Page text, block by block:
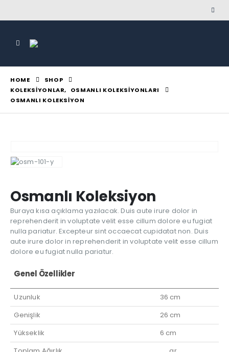
HOME
SHOP
KOLEKSIYONLAR,
OSMANLI KOLEKSIYONLARI
OSMANLI KOLEKSIYON
Osmanlı Koleksiyon
Buraya kısa açıklama yazılacak. Duis aute irure dolor in
reprehenderit in voluptate velit esse cillum dolore eu fugiat
nulla pariatur. Excepteur sint occaecat cupidatat non. Duis
aute irure dolor in reprehenderit in voluptate velit esse cillum
dolore eu fugiat nulla pariatur.
Genel Özellikler
Uzunluk
36 cm
Genişlik
26 cm
Yükseklik
6 cm